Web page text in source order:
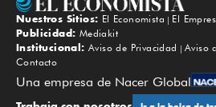
Nuestros Sitios: El Economista El
Publicidad: Mediakit
Institucional: Aviso de Privacidad
Aviso
Contacto
Una empresa de Nacer Global